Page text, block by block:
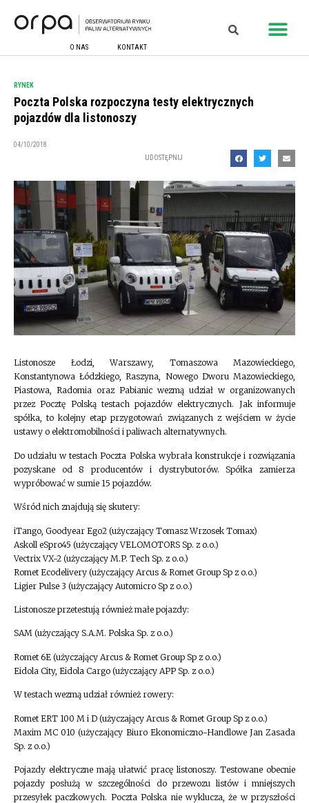
O NAS KONTAKT
RYNEK
Poczta Polska rozpoczyna testy elektrycznych
pojazdów dla listonoszy
04/10/2018
UDOSTĘPNIJ
Listonosze Łodzi, Warszawy, Tomaszowa Mazowieckiego,
Konstantynowa Łódzkiego, Raszyna, Nowego Dworu Mazowieckiego,
Piastowa, Radomia oraz Pabianic wezmą udział w organizowanych
przez Pocztę Polską testach pojazdów elektrycznych. Jak informuje
spółka, to kolejny etap przygotowań związanych z wejściem w życie
ustawy o elektromobilności i paliwach alternatywnych.
Do udziału w testach Poczta Polska wybrała konstrukcje i rozwiązania
pozyskane od 8 producentów i dystrybutorów. Spółka zamierza
wypróbować w sumie 15 pojazdów.
Wśród nich znajdują się skutery:
iTango, Goodyear Ego2 (użyczający Tomasz Wrzosek Tomax)
Askoll eSpro45 (użyczający VELOMOTORS Sp. z o.o.)
Vectrix VX-2 (użyczający M.P. Tech Sp. z o.o.)
Romet Ecodelivery (użyczający Arcus & Romet Group Sp z o.o.)
Ligier Pulse 3 (użyczający Automicro Sp z o.o.)
Listonosze przetestują również małe pojazdy:
SAM (użyczający S.A.M. Polska Sp. z o.o.)
Romet 6E (użyczający Arcus & Romet Group Sp z o.o.)
Eidola City, Eidola Cargo (użyczający APP Sp. z o.o.)
W testach wezmą udział również rowery:
Romet ERT 100 M i D (użyczający Arcus & Romet Group Sp z o.o.)
Maxim MC 010 (użyczający Biuro Ekonomiczno-Handlowe Jan Zasada
Sp. z o.o.)
Pojazdy elektryczne mają ułatwić pracę listonoszy. Testowane obecnie
pojazdy posłużą w szczególności do przewozu listów i mniejszych
przesyłek paczkowych. Poczta Polska nie wyklucza, że w przyszłości